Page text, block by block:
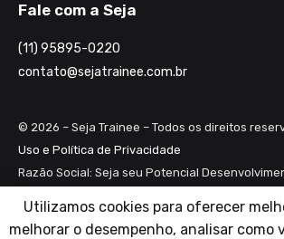
Fale com a Seja
(11) 95895-0220
contato@sejatrainee.com.br
© 2026 – Seja Trainee – Todos os direitos
Uso e Política de Privacidade
Razão Social: Seja seu Potencial
CNPJ: 28.461.983/0001-82
Utilizamos cookies para oferecer
melhorar o desempenho, analisar como